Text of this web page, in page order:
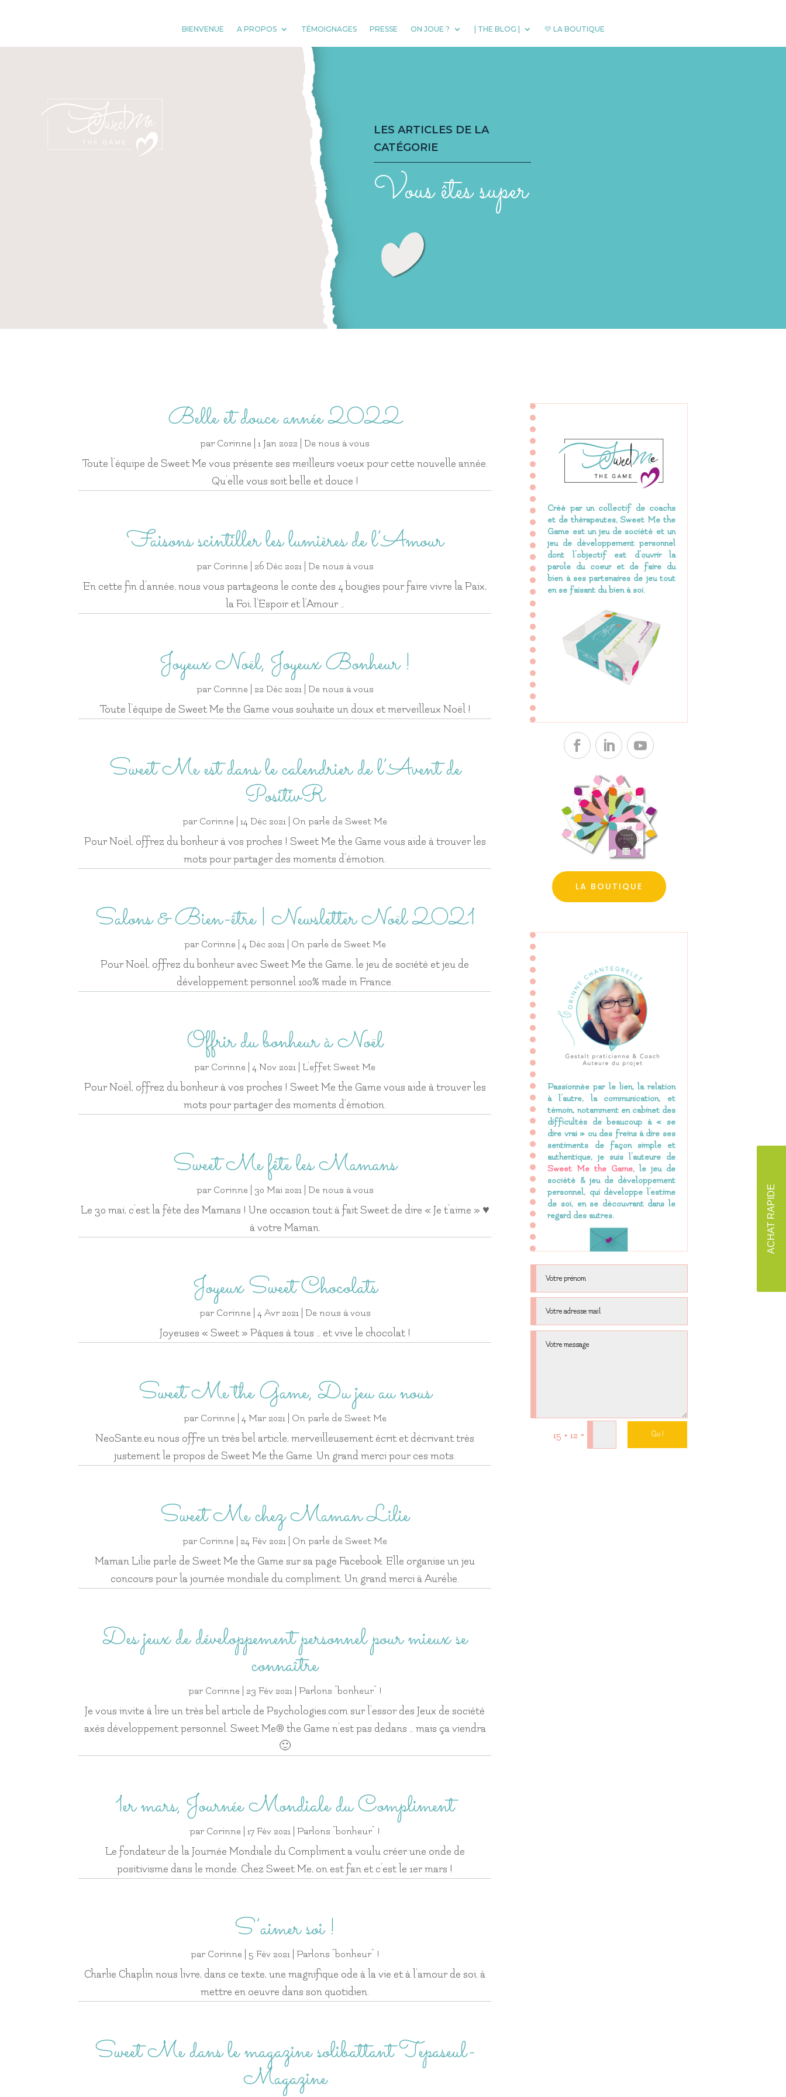
BIENVENUE A PROPOS TÉMOIGNAGES PRESSE ON JOUE ? | THE BLOG | 💛 LA BOUTIQUE
LES ARTICLES DE LA
CATÉGORIE
Vous êtes super
Belle et douce année 2022
par Corinne |1 Jan 2022 |De nous à vous
Toute l’équipe de Sweet Me vous présente ses meilleurs voeux pour cette nouvelle année.
Qu’elle vous soit belle et douce !
Faisons scintiller les lumières de l’Amour
par Corinne| 26 Déc 2021| De nous à vous
En cette fin d’année, nous vous partageons le conte des 4 bougies pour faire vivre la Paix,
la Foi, l’Espoir et l’Amour …
Joyeux Noël, Joyeux Bonheur !
par Corinne| 22 Déc 2021| De nous à vous
Toute l’équipe de Sweet Me the Game vous souhaite un doux et merveilleux Noël !
Sweet Me est dans le calendrier de l’Avent de
PositivR
par Corinne |14 Déc 2021 On parle de Sweet Me
Pour Noël, offrez du bonheur à vos proches ! Sweet Me the Game vous aide à trouver les
mots pour partager des moments d’émotion.
Salons & Bien-être | Newsletter Noël 2021
par Corinne| 4 Déc 2021| On parle de Sweet Me
Pour Noël, offrez du bonheur avec Sweet Me the Game, le jeu de société et jeu de
développement personnel 100% made in France.
Offrir du bonheur à Noël
par Corinne |4 Nov 2021 |L'effet Sweet Me
Pour Noël, offrez du bonheur à vos proches ! Sweet Me the Game vous aide à trouver les
mots pour partager des moments d’émotion.
Sweet Me fête les Mamans
par Corinne| 30 Mai 2021| De nous à vous
Le 30 mai, c’est la fête des Mamans ! Une occasion tout à fait Sweet de dire « Je t’aime » ♥️
à votre Maman.
Joyeux Sweet Chocolats
par Corinne| 4 Avr 2021| De nous à vous
Joyeuses « Sweet » Pâques à tous … et vive le chocolat !
Sweet Me the Game, Du jeu au nous
par Corinne| 4 Mar 2021| On parle de Sweet Me
NeoSante.eu nous offre un très bel article, merveilleusement écrit et décrivant très
justement le propos de Sweet Me the Game. Un grand merci pour ces mots.
Sweet Me chez Maman Lilie
par Corinne 24 Fév 2021 On parle de Sweet Me
Maman Lilie parle de Sweet Me the Game sur sa page Facebook. Elle organise un jeu
concours pour la journée mondiale du compliment. Un grand merci à Aurélie.
Des jeux de développement personnel pour mieux se
connaître
par Corinne| 23 Fév 2021| Parlons "bonheur" !
Je vous invite à lire un très bel article de Psychologies.com sur l’essor des Jeux de société
axés développement personnel. Sweet Me® the Game n’est pas dedans … mais ça viendra
🙂
1er mars, Journée Mondiale du Compliment
par Corinne |17 Fév 2021 |Parlons "bonheur" !
Le fondateur de la Journée Mondiale du Compliment a voulu créer une onde de
positivisme dans le monde. Chez Sweet Me, on est fan et c’est le 1er mars !
S’aimer soi !
par Corinne| 5 Fév 2021| Parlons "bonheur" !
Charlie Chaplin nous livre, dans ce texte, une magnifique ode à la vie et à l’amour de soi, à
mettre en oeuvre dans son quotidien.
Sweet Me dans le magazine solibattant Tepaseul-
Magazine
Créé par un collectif de coachs
et de thérapeutes, Sweet Me the
Game estun jeu de société et un
jeu de développement personnel
dont l’objectif est d’ouvrir la
parole du coeur et de faire du
bien à ses partenaires de jeu tout
en se faisant du bien à soi.
LA BOUTIQUE
Passionnée par le lien, la relation
à l’autre, la communication, et
témoin, notamment en cabinet des
difficultés de beaucoup à « se
dire vrai » ou des freins à dire ses
sentiments de façon simple et
authentique, je suis l’auteure de
Sweet Me the Game, le jeu de
société & jeu de développement
personnel, qui développe l'estime
de soi, en se découvrant dans le
regard des autres.
15 + 12 = Go !
ACHAT RAPIDE